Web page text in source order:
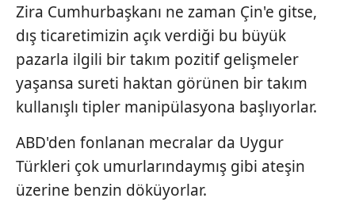
Zira Cumhurbaşkanı ne zaman Çin'e gitse,
dış ticaretimizin açık verdiği bu büyük
pazarla ilgili bir takım pozitif gelişmeler
yaşansa sureti haktan görünen bir takım
kullanışlı tipler manipülasyona başlıyorlar.
ABD'den fonlanan mecralar da Uygur
Türkleri çok umurlarındaymış gibi ateşin
üzerine benzin döküyorlar.